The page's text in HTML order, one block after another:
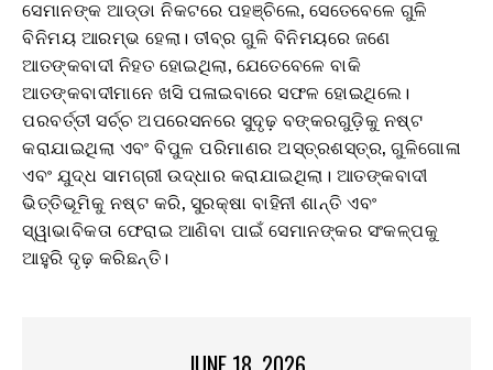
ସେମାନଙ୍କ ଆଡ୍ଡା ନିକଟରେ ପହଞ୍ଚିଲେ, ସେତେବେଳେ ଗୁଳି
ବିନିମୟ ଆରମ୍ଭ ହେଲା। ତୀବ୍ର ଗୁଳି ବିନିମୟରେ ଜଣେ
ଆତଙ୍କବାଦୀ ନିହତ ହୋଇଥିଲା, ଯେତେବେଳେ ବାକି
ଆତଙ୍କବାଦୀମାନେ ଖସି ପଳାଇବାରେ ସଫଳ ହୋଇଥିଲେ।
ପରବର୍ତ୍ତୀ ସର୍ଚ୍ଚ ଅପରେସନରେ ସୁଦୃଢ଼ ​​ବଙ୍କରଗୁଡ଼ିକୁ ନଷ୍ଟ
କରାଯାଇଥିଲା ଏବଂ ବିପୁଳ ପରିମାଣର ଅସ୍ତ୍ରଶସ୍ତ୍ର, ଗୁଳିଗୋଳା
ଏବଂ ଯୁଦ୍ଧ ସାମଗ୍ରୀ ଉଦ୍ଧାର କରାଯାଇଥିଲା। ଆତଙ୍କବାଦୀ
ଭିତ୍ତିଭୂମିକୁ ନଷ୍ଟ କରି, ସୁରକ୍ଷା ବାହିନୀ ଶାନ୍ତି ଏବଂ
ସ୍ୱାଭାବିକତା ଫେରାଇ ଆଣିବା ପାଇଁ ସେମାନଙ୍କର ସଂକଳ୍ପକୁ
ଆହୁରି ଦୃଢ଼ କରିଛନ୍ତି।